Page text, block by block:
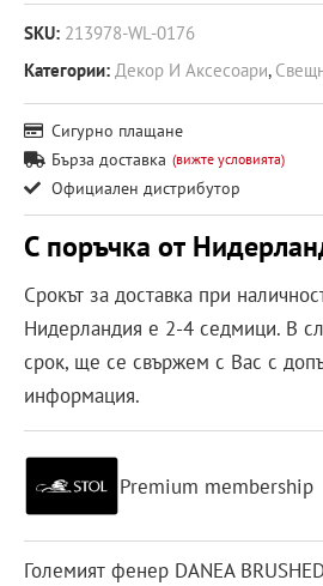
SKU: 213978-WL-0176
Категории: Декор И Аксесоари,
Сигурно плащане
Бърза доставка (вижте условията)
Официален дистрибутор
С поръчка от
Срокът за доставка при
Нидерландия е 2-4 седмици. В
срок, ще се свържем с Вас с
информация.
Premium membership
Големият фенер DANEA